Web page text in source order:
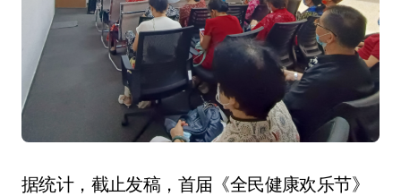
据统计，截止发稿，首届《全民健康欢乐节》